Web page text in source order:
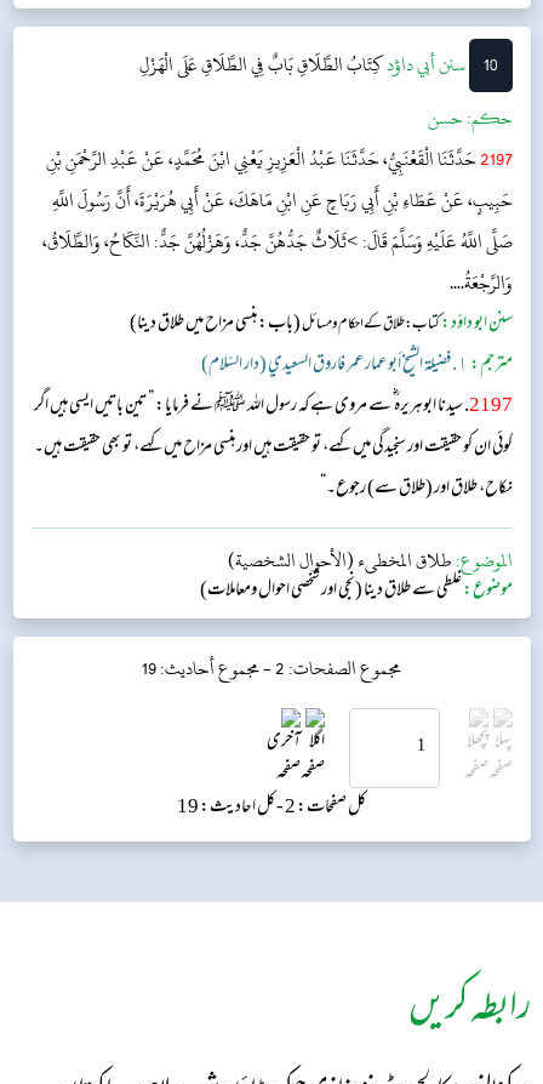
10 ‌سنن أبي داؤدكِتَابُ الطَّلَاقِبَابٌ فِي الطَّلَاقِ عَلَى الْهَزْلِ
حکم:حسن
2197حَدَّثَنَا الْقَعْنَبِيُّ، حَدَّثَنَا عَبْدُ الْعَزِيزِ يَعْنِي ابْنَ مُحَمَّدٍ، عَنْ عَبْدِ الرَّحْمَنِ بْنِ
حَبِيبٍ، عَنْ عَطَاءِ بْنِ أَبِي رَبَاحٍ عَنِ ابْنِ مَاهَكَ، عَنْ أَبِي هُرَيْرَةَ، أَنَّ رَسُولَ اللَّهِ
صَلَّى اللَّهُ عَلَيْهِ وَسَلَّمَ قَالَ: >ثَلَاثٌ جَدُّهُنَّ جَدٌّ، وَهَزْلُهُنَّ جَدٌّ: النِّكَاحُ، وَالطَّلَاقُ،
وَالرَّجْعَةُ....
سنن ابو داؤد:کتاب: طلاق کے احکام و مسائل(باب: ہنسی مزاح میں طلاق دینا)
مترجم: ١. فضيلة الشيخ أبو عمار عمر فاروق السعيدي (دار السّلام)
2197. سیدنا ابوہریرہ ؓ سے مروی ہے کہ رسول اللہ ﷺ نے فرمایا: ” تین باتیں ایسی ہیں اگر
کوئی ان کو حقیقت اور سنجیدگی میں کہے، تو حقیقت ہیں اور ہنسی مزاح میں کہے، تو بھی حقیقت ہیں۔
نکاح، طلاق اور (طلاق سے) رجوع۔“
الموضوع:طلاق المخطىء (الأحوال الشخصية)
موضوع:غلطی سے طلاق دینا (نجی اور شخصی احوال ومعاملات)
مجموع الصفحات: 2 - مجموع أحاديث: 19
کل صفحات: 2 - کل احادیث: 19
رابطہ کریں